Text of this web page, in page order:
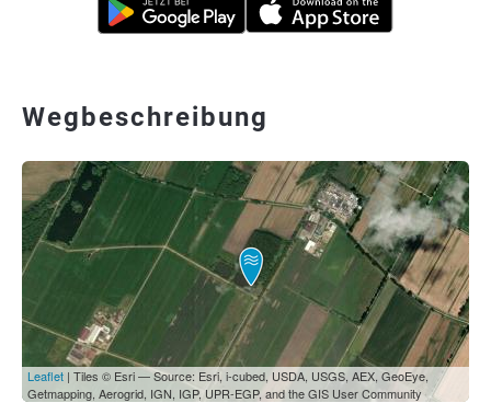
Wegbeschreibung
Leaflet | Tiles © Esri — Source: Esri, i-cubed, USDA, USGS, AEX, GeoEye,
Getmapping, Aerogrid, IGN, IGP, UPR-EGP, and the GIS User Community